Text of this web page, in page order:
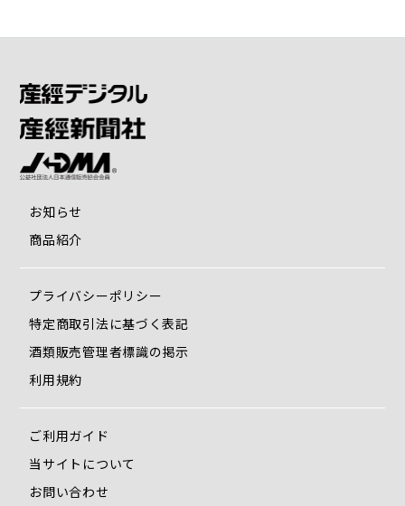
お知らせ
商品紹介
プライバシーポリシー
特定商取引法に基づく表記
酒類販売管理者標識の掲示
利用規約
ご利用ガイド
当サイトについて
お問い合わせ